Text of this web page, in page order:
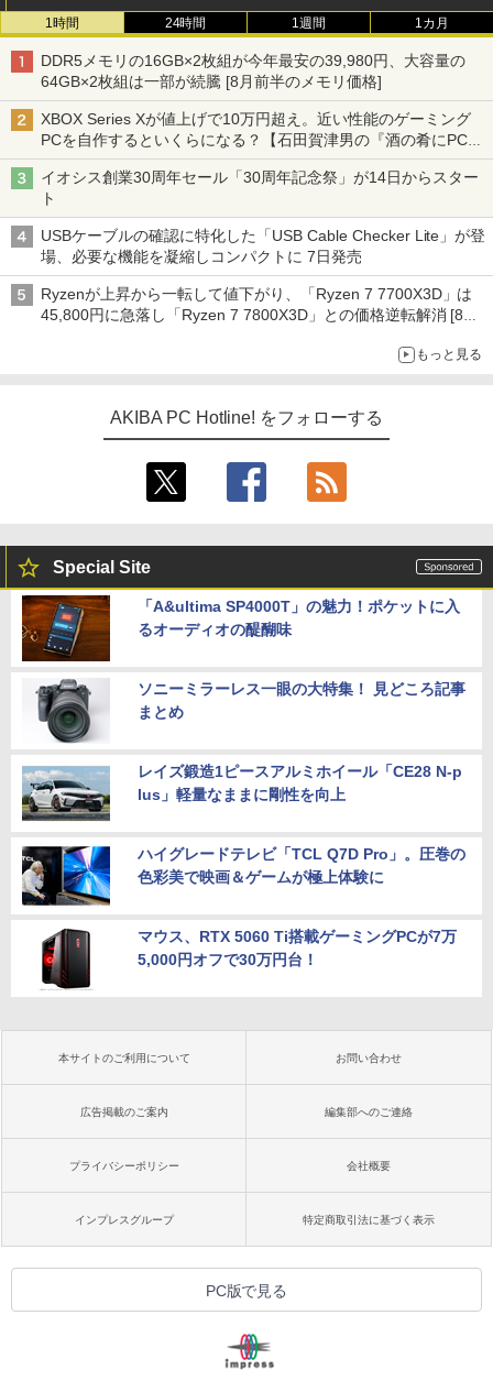
1時間 24時間 1週間 1カ月
DDR5メモリの16GB×2枚組が今年最安の39,980円、大容量の
64GB×2枚組は一部が続騰 [8月前半のメモリ価格]
XBOX Series Xが値上げで10万円超え。近い性能のゲーミング
PCを自作するといくらになる？【石田賀津男の『酒の肴にPCゲ
ーム』】
イオシス創業30周年セール「30周年記念祭」が14日からスター
ト
USBケーブルの確認に特化した「USB Cable Checker Lite」が登
場、必要な機能を凝縮しコンパクトに 7日発売
Ryzenが上昇から一転して値下がり、「Ryzen 7 7700X3D」は
45,800円に急落し「Ryzen 7 7800X3D」との価格逆転解消 [8月
もっと見る
AKIBA PC Hotline! をフォローする
Special Site
「A&ultima SP4000T」の魅力！ポケットに入
るオーディオの醍醐味
ソニーミラーレス一眼の大特集！ 見どころ記事
まとめ
レイズ鍛造1ピースアルミホイール「CE28 N-p
lus」軽量なままに剛性を向上
ハイグレードテレビ「TCL Q7D Pro」。圧巻の
色彩美で映画＆ゲームが極上体験に
マウス、RTX 5060 Ti搭載ゲーミングPCが7万
5,000円オフで30万円台！
本サイトのご利用について お問い合わせ
広告掲載のご案内 編集部へのご連絡
プライバシーポリシー 会社概要
インプレスグループ 特定商取引法に基づく表示
PC版で見る